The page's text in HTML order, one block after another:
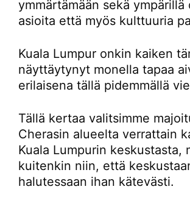
ymmärtämään sekä ympärillä
asioita että myös kulttuuria
Kuala Lumpur onkin kaiken
näyttäytynyt monella tapaa
erilaisena tällä pidemmällä
Tällä kertaa valitsimme
Cherasin alueelta verrattain
Kuala Lumpurin keskustasta,
kuitenkin niin, että
halutessaan ihan kätevästi.